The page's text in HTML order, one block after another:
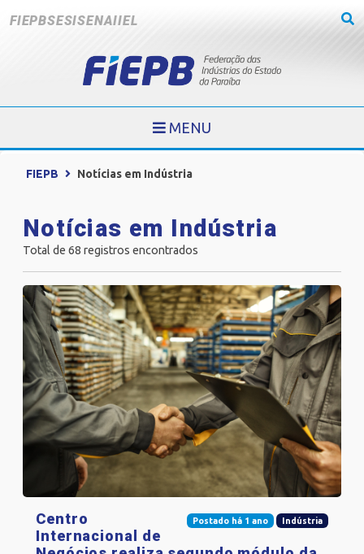
FIEPBSESISENAIIEL
MENU
FIEPB Notícias em Indústria
Notícias em Indústria
Total de 68 registros encontrados
Postado há 1 ano Indústria
Centro
Internacional de